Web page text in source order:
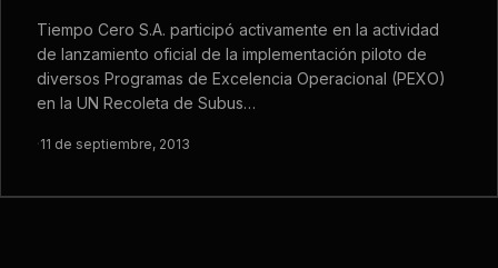
Tiempo Cero S.A. participó activamente en la actividad
de lanzamiento oficial de la implementación piloto de
diversos Programas de Excelencia Operacional (PEXO)
en la UN Recoleta de Subus…
·11 de septiembre, 2013